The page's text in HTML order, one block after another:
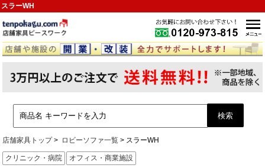
スラーWH
店舗家具トップ ロビーソファ一覧 スラーWH
クリニック・病院 オフィス・商業施設